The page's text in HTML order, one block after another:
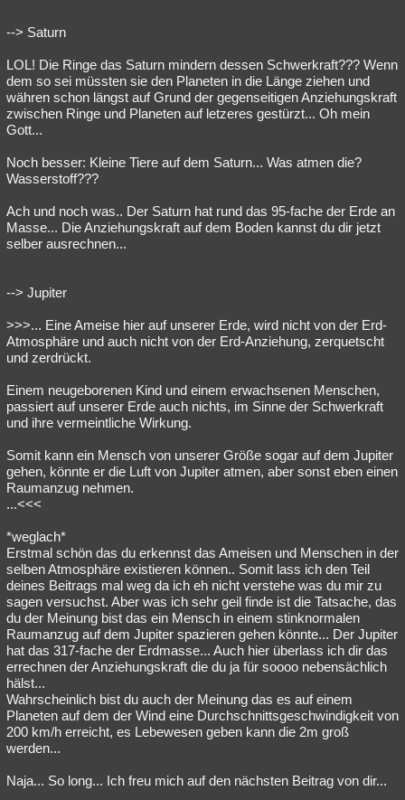
--> Saturn
LOL! Die Ringe das Saturn mindern dessen Schwerkraft??? Wenn
dem so sei müssten sie den Planeten in die Länge ziehen und
währen schon längst auf Grund der gegenseitigen Anziehungskraft
zwischen Ringe und Planeten auf letzeres gestürzt... Oh mein
Gott...
Noch besser: Kleine Tiere auf dem Saturn... Was atmen die?
Wasserstoff???
Ach und noch was.. Der Saturn hat rund das 95-fache der Erde an
Masse... Die Anziehungskraft auf dem Boden kannst du dir jetzt
selber ausrechnen...
--> Jupiter
>>>... Eine Ameise hier auf unserer Erde, wird nicht von der Erd-
Atmosphäre und auch nicht von der Erd-Anziehung, zerquetscht
und zerdrückt.
Einem neugeborenen Kind und einem erwachsenen Menschen,
passiert auf unserer Erde auch nichts, im Sinne der Schwerkraft
und ihre vermeintliche Wirkung.
Somit kann ein Mensch von unserer Größe sogar auf dem Jupiter
gehen, könnte er die Luft von Jupiter atmen, aber sonst eben einen
Raumanzug nehmen.
...<<<
*weglach*
Erstmal schön das du erkennst das Ameisen und Menschen in der
selben Atmosphäre existieren können.. Somit lass ich den Teil
deines Beitrags mal weg da ich eh nicht verstehe was du mir zu
sagen versuchst. Aber was ich sehr geil finde ist die Tatsache, das
du der Meinung bist das ein Mensch in einem stinknormalen
Raumanzug auf dem Jupiter spazieren gehen könnte... Der Jupiter
hat das 317-fache der Erdmasse... Auch hier überlass ich dir das
errechnen der Anziehungskraft die du ja für soooo nebensächlich
hälst...
Wahrscheinlich bist du auch der Meinung das es auf einem
Planeten auf dem der Wind eine Durchschnittsgeschwindigkeit von
200 km/h erreicht, es Lebewesen geben kann die 2m groß
werden...
Naja... So long... Ich freu mich auf den nächsten Beitrag von dir...